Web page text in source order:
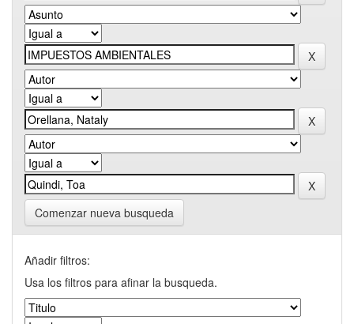
Comenzar nueva busqueda
Añadir filtros:
Usa los filtros para afinar la busqueda.